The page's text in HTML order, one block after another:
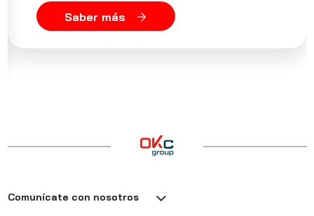
Saber más
Comunícate con nosotros